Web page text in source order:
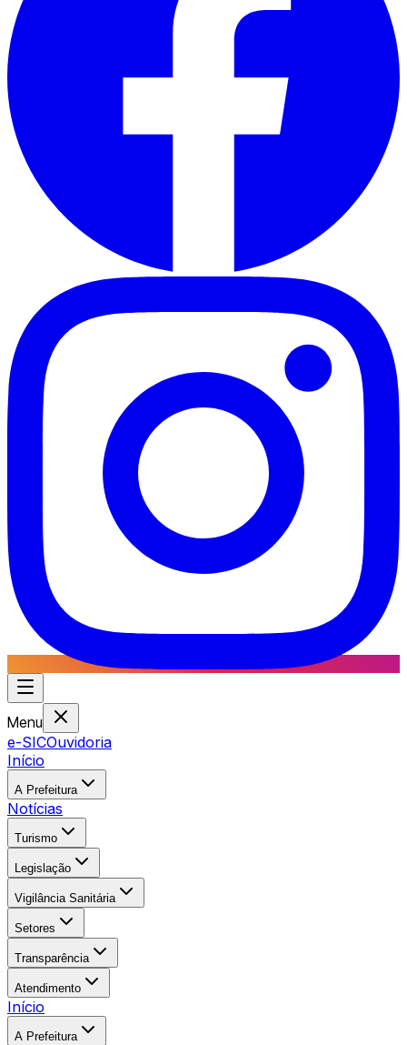
Menu
e-SICOuvidoria
Início
A Prefeitura
Notícias
Turismo
Legislação
Vigilância Sanitária
Setores
Transparência
Atendimento
Início
A Prefeitura